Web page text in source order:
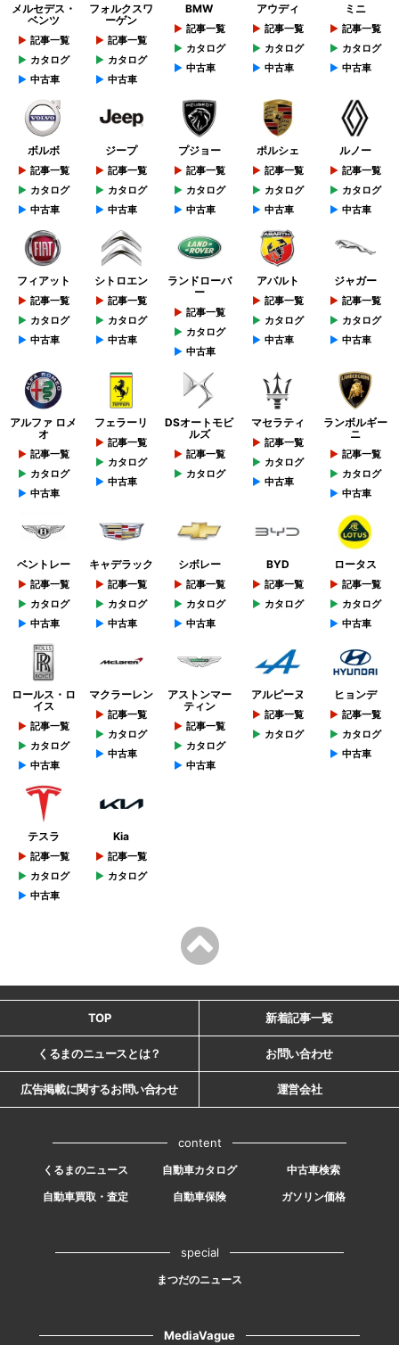
メルセデス・
ベンツ
記事一覧
カタログ
中古車
フォルクスワ
ーゲン
記事一覧
カタログ
中古車
BMW
記事一覧
カタログ
中古車
アウディ
記事一覧
カタログ
中古車
ミニ
記事一覧
カタログ
中古車
ボルボ
記事一覧
カタログ
中古車
ジープ
記事一覧
カタログ
中古車
プジョー
記事一覧
カタログ
中古車
ポルシェ
記事一覧
カタログ
中古車
ルノー
記事一覧
カタログ
中古車
フィアット
記事一覧
カタログ
中古車
シトロエン
記事一覧
カタログ
中古車
ランドローバ
ー
記事一覧
カタログ
中古車
アバルト
記事一覧
カタログ
中古車
ジャガー
記事一覧
カタログ
中古車
アルファ ロメ
オ
記事一覧
カタログ
中古車
フェラーリ
記事一覧
カタログ
中古車
DSオートモビ
ルズ
記事一覧
カタログ
マセラティ
記事一覧
カタログ
中古車
ランボルギー
ニ
記事一覧
カタログ
中古車
ベントレー
記事一覧
カタログ
中古車
キャデラック
記事一覧
カタログ
中古車
シボレー
記事一覧
カタログ
中古車
BYD
記事一覧
カタログ
ロータス
記事一覧
カタログ
中古車
ロールス・ロ
イス
記事一覧
カタログ
中古車
マクラーレン
記事一覧
カタログ
中古車
アストンマー
ティン
記事一覧
カタログ
中古車
アルピーヌ
記事一覧
カタログ
ヒョンデ
記事一覧
カタログ
中古車
テスラ
記事一覧
カタログ
中古車
Kia
記事一覧
カタログ
TOP 新着記事一覧
くるまのニュースとは？ お問い合わせ
広告掲載に関するお問い合わせ 運営会社
content
くるまのニュース 自動車カタログ
中古車検索
自動車買取・査定
自動車保険 ガソリン価格
special
まつだのニュース
MediaVague